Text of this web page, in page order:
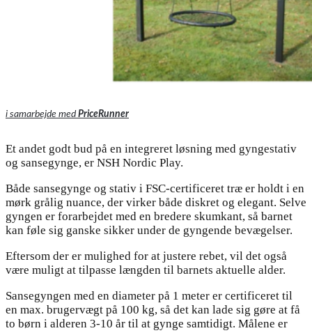
i samarbejde med PriceRunner
Et andet godt bud på en integreret løsning med gyngestativ
og sansegynge, er NSH Nordic Play.
Både sansegynge og stativ i FSC-certificeret træ er holdt i en
mørk grålig nuance, der virker både diskret og elegant. Selve
gyngen er forarbejdet med en bredere skumkant, så barnet
kan føle sig ganske sikker under de gyngende bevægelser.
Eftersom der er mulighed for at justere rebet, vil det også
være muligt at tilpasse længden til barnets aktuelle alder.
Sansegyngen med en diameter på 1 meter er certificeret til
en max. brugervægt på 100 kg, så det kan lade sig gøre at få
to børn i alderen 3-10 år til at gynge samtidigt. Målene er